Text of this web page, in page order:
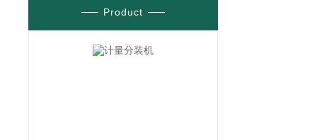
Product